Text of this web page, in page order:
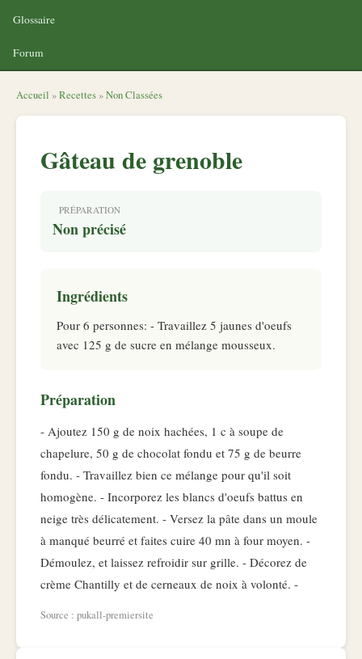
Glossaire
Forum
Accueil »Recettes »Non Classées
Gâteau de grenoble
PRÉPARATION
Non précisé
Ingrédients
Pour 6 personnes: - Travaillez 5 jaunes d'oeufs
avec 125 g de sucre en mélange mousseux.
Préparation
- Ajoutez 150 g de noix hachées, 1 c à soupe de
chapelure, 50 g de chocolat fondu et 75 g de beurre
fondu. - Travaillez bien ce mélange pour qu'il soit
homogène. - Incorporez les blancs d'oeufs battus en
neige très délicatement. - Versez la pâte dans un moule
à manqué beurré et faites cuire 40 mn à four moyen. -
Démoulez, et laissez refroidir sur grille. - Décorez de
crème Chantilly et de cerneaux de noix à volonté. -
Source : pukall-premiersite